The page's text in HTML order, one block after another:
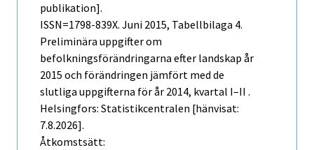
publikation].
ISSN=1798-839X. Juni 2015, Tabellbilaga 4.
Preliminära uppgifter om
befolkningsförändringarna efter landskap år
2015 och förändringen jämfört med de
slutliga uppgifterna för år 2014, kvartal I–II .
Helsingfors: Statistikcentralen [hänvisat:
7.8.2026].
Åtkomstsätt: